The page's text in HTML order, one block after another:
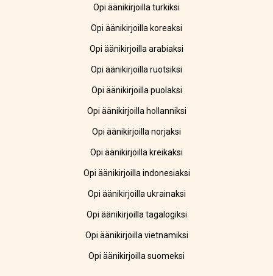
Opi äänikirjoilla turkiksi
Opi äänikirjoilla koreaksi
Opi äänikirjoilla arabiaksi
Opi äänikirjoilla ruotsiksi
Opi äänikirjoilla puolaksi
Opi äänikirjoilla hollanniksi
Opi äänikirjoilla norjaksi
Opi äänikirjoilla kreikaksi
Opi äänikirjoilla indonesiaksi
Opi äänikirjoilla ukrainaksi
Opi äänikirjoilla tagalogiksi
Opi äänikirjoilla vietnamiksi
Opi äänikirjoilla suomeksi